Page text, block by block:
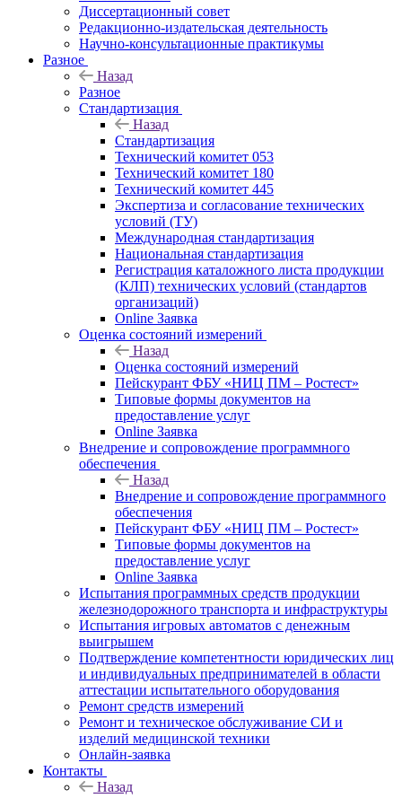
Диссертационный совет
Редакционно-издательская деятельность
Научно-консультационные практикумы
Разное
Назад
Разное
Стандартизация
Назад
Стандартизация
Технический комитет 053
Технический комитет 180
Технический комитет 445
Экспертиза и согласование технических
условий (ТУ)
Международная стандартизация
Национальная стандартизация
Регистрация каталожного листа продукции
(КЛП) технических условий (стандартов
организаций)
Online Заявка
Оценка состояний измерений
Назад
Оценка состояний измерений
Пейскурант ФБУ «НИЦ ПМ – Ростест»
Типовые формы документов на
предоставление услуг
Online Заявка
Внедрение и сопровождение программного
обеспечения
Назад
Внедрение и сопровождение программного
обеспечения
Пейскурант ФБУ «НИЦ ПМ – Ростест»
Типовые формы документов на
предоставление услуг
Online Заявка
Испытания программных средств продукции
железнодорожного транспорта и инфраструктуры
Испытания игровых автоматов с денежным
выигрышем
Подтверждение компетентности юридических лиц
и индивидуальных предпринимателей в области
аттестации испытательного оборудования
Ремонт средств измерений
Ремонт и техническое обслуживание СИ и
изделий медицинской техники
Онлайн-заявка
Контакты
Назад